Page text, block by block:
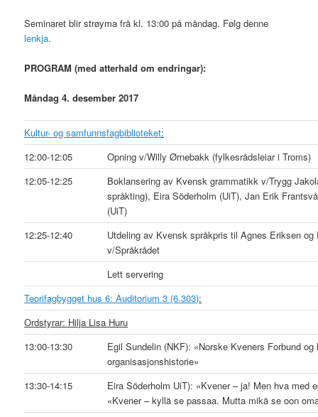
Seminaret blir strøyma frå kl. 13:00 på måndag. Følg denne
lenkja.
PROGRAM (med atterhald om endringar):
Måndag 4. desember 2017
Kultur- og samfunnsfagbiblioteket:
12:00-12:05
Opning v/Willy Ørnebakk (fylkesrådsleiar i Troms)
12:05-12:25
Boklansering av Kvensk grammatikk v/Trygg
språkting), Eira Söderholm (UiT), Jan Erik
(UiT)
12:25-12:40
Utdeling av Kvensk språkpris til Agnes Eriksen og
v/Språkrådet
Lett servering
Teorifagbygget hus 6: Auditorium 3 (6.303):
Ordstyrar: Hilja Lisa Huru
13:00-13:30
Egil Sundelin (NKF): «Norske Kveners Forbund og
organisasjonshistorie»
13:30-14:15
Eira Söderholm UiT): «Kvener – ja! Men hva med
«Kvener – kyllä se passaa. Mutta mikä se oon